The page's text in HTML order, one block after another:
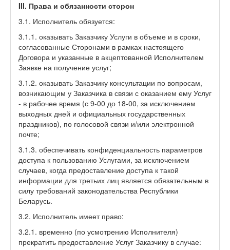
III. Права и обязанности сторон
3.1. Исполнитель обязуется:
3.1.1. оказывать Заказчику Услуги в объеме и в сроки,
согласованные Сторонами в рамках настоящего
Договора и указанные в акцептованной Исполнителем
Заявке на получение услуг;
3.1.2. оказывать Заказчику консультации по вопросам,
возникающим у Заказчика в связи с оказанием ему Услуг
- в рабочее время (с 9-00 до 18-00, за исключением
выходных дней и официальных государственных
праздников), по голосовой связи и/или электронной
почте;
3.1.3. обеспечивать конфиденциальность параметров
доступа к пользованию Услугами, за исключением
случаев, когда предоставление доступа к такой
информации для третьих лиц является обязательным в
силу требований законодательства Республики
Беларусь.
3.2. Исполнитель имеет право:
3.2.1. временно (по усмотрению Исполнителя)
прекратить предоставление Услуг Заказчику в случае: